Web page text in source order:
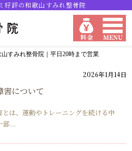
好評の和歌山すみれ整骨院
すみれ整骨院｜平日20時まで営業
2026年1月14日
害について
とは、運動やトレーニングを続ける中
部...